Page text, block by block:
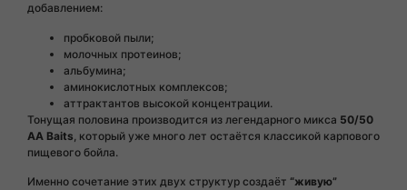
добавлением:
пробковой пыли;
молочных протеинов;
альбумина;
аминокислотных комплексов;
аттрактантов высокой концентрации.
Тонущая половина производится из легендарного микса 50/50
AA Baits , который уже много лет остаётся классикой карпового
пищевого бойла.
Именно сочетание этих двух структур создаёт “живую”